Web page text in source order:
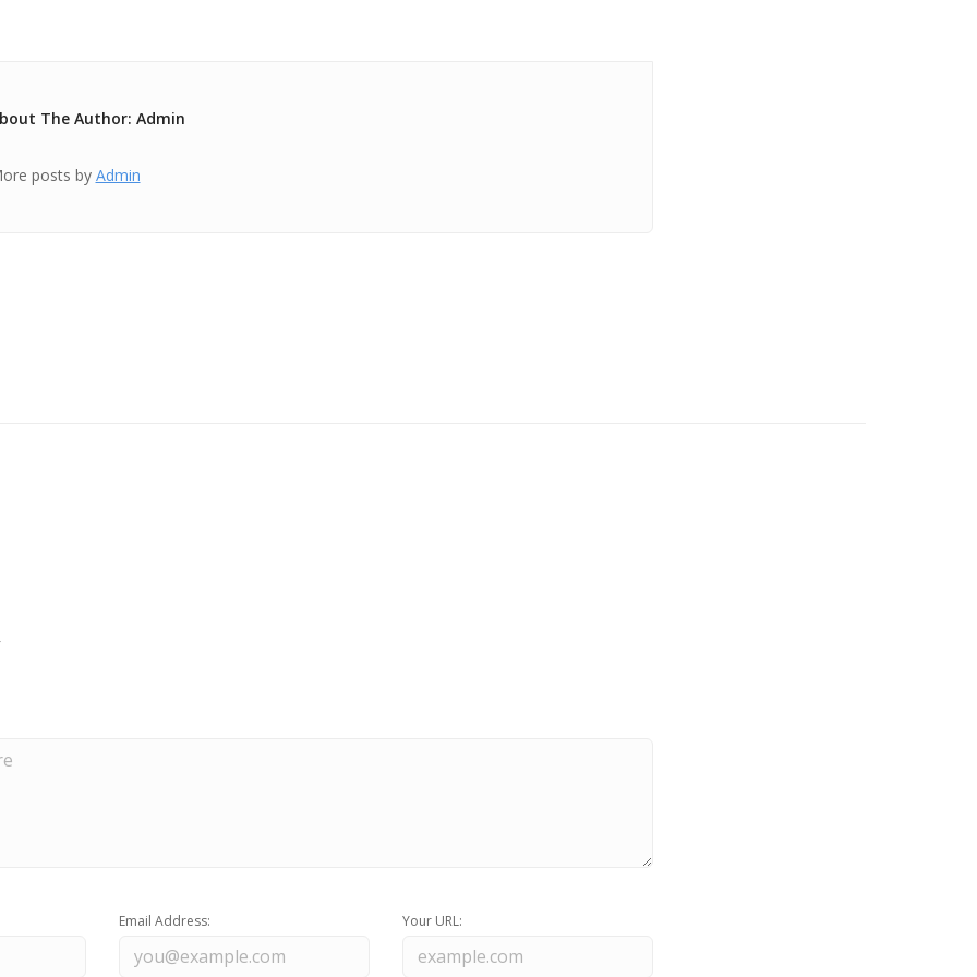
The Author: Admin
posts by Admin
Email Address: Your URL: